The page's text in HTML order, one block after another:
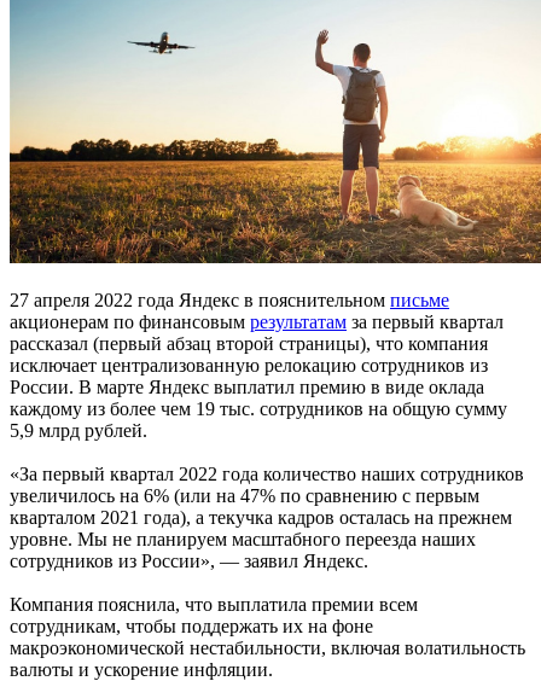
27 апреля 2022 года Яндекс в пояснительном письме
акционерам по финансовым результатам за первый квартал
рассказал (первый абзац второй страницы), что компания
исключает централизованную релокацию сотрудников из
России. В марте Яндекс выплатил премию в виде оклада
каждому из более чем 19 тыс. сотрудников на общую сумму
5,9 млрд рублей.
«За первый квартал 2022 года количество наших сотрудников
увеличилось на 6% (или на 47% по сравнению с первым
кварталом 2021 года), а текучка кадров осталась на прежнем
уровне. Мы не планируем масштабного переезда наших
сотрудников из России», — заявил Яндекс.
Компания пояснила, что выплатила премии всем
сотрудникам, чтобы поддержать их на фоне
макроэкономической нестабильности, включая волатильность
валюты и ускорение инфляции.